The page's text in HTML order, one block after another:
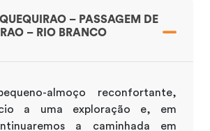
– PASSAGEM DE
– RIO BRANCO
almoço reconfortante,
a uma exploração e, em
a caminhada em